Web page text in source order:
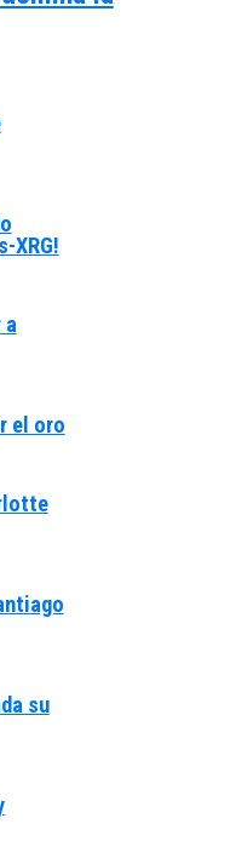
XRG!
a
el oro
su